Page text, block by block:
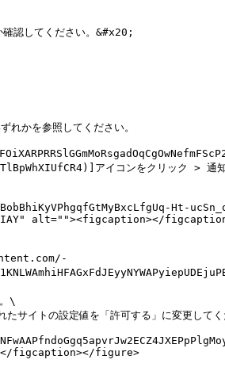
確認してください。&#x20;
れかを参照してください。
アイコンをクリック > 通
Ht-
alt=""><figcaption></
\
トの設定値を「許可する」に変更してく
figcaption></figure>